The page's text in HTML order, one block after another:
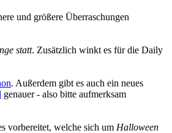
und größere Überraschungen
statt. Zusätzlich winkt es für die Daily
. Außerdem gibt es auch ein neues
genauer - also bitte aufmerksam
vorbereitet, welche sich um Halloween